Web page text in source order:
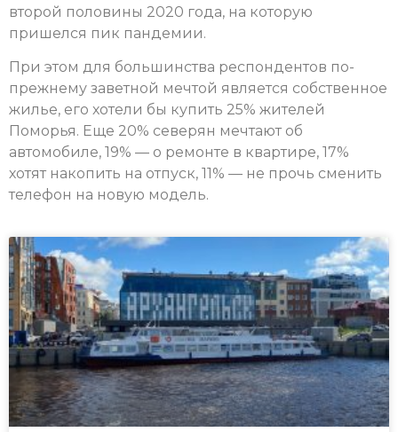
второй половины 2020 года, на которую
пришелся пик пандемии.
При этом для большинства респондентов по-
прежнему заветной мечтой является собственное
жилье, его хотели бы купить 25% жителей
Поморья. Еще 20% северян мечтают об
автомобиле, 19% — о ремонте в квартире, 17%
хотят накопить на отпуск, 11% — не прочь сменить
телефон на новую модель.